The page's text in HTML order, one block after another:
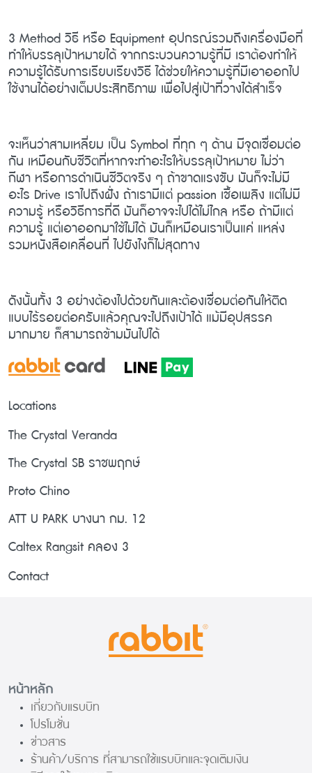
3 Method วิธี หรือ Equipment อุปกรณ์รวมถึงเครื่องมือที่
ทำให้บรรลุเป้าหมายได้ จากกระบวนความรู้ที่มี เราต้องทำให้
ความรู้ได้รับการเรียบเรียงวิธี ได้ช่วยให้ความรู้ที่มีเอาออกไป
ใช้งานได้อย่างเต็มประสิทธิภาพ เพื่อไปสู่เป้าที่วางได้สำเร็จ
จะเห็นว่าสามเหลี่ยม เป็น Symbol ที่ทุก ๆ ด้าน มีจุดเชื่อมต่อ
กัน เหมือนกับชีวิตที่หากจะทำอะไรให้บรรลุเป้าหมาย ไม่ว่า
กีฬา หรือการดำเนินชีวิตจริง ๆ ถ้าขาดแรงขับ มันก็จะไม่มี
อะไร Drive เราไปถึงฝั่ง ถ้าเรามีแต่ passion เชื้อเพลิง แต่ไม่มี
ความรู้ หรือวิธีการที่ดี มันก็อาจจะไปได้ไม่ไกล หรือ ถ้ามีแต่
ความรู้ แต่เอาออกมาใช้ไม่ได้ มันก็เหมือนเราเป็นแค่ แหล่ง
รวมหนังสือเคลื่อนที่ ไปยังไงก็ไม่สุดทาง
ดังนั้นทั้ง 3 อย่างต้องไปด้วยกันและต้องเชื่อมต่อกันให้ติด
แบบไร้รอยต่อครับแล้วคุณจะไปถึงเป้าได้ แม้มีอุปสรรค
มากมาย ก็สามารถข้ามมันไปได้
Locations
The Crystal Veranda
The Crystal SB ราชพฤกษ์
Proto Chino
ATT U PARK บางนา กม. 12
Caltex Rangsit คลอง 3
Contact
หน้าหลัก
เกี่ยวกับแรบบิท
โปรโมชั่น
ข่าวสาร
ร้านค้า/บริการ ที่สามารถใช้แรบบิทและจุดเติมเงิน